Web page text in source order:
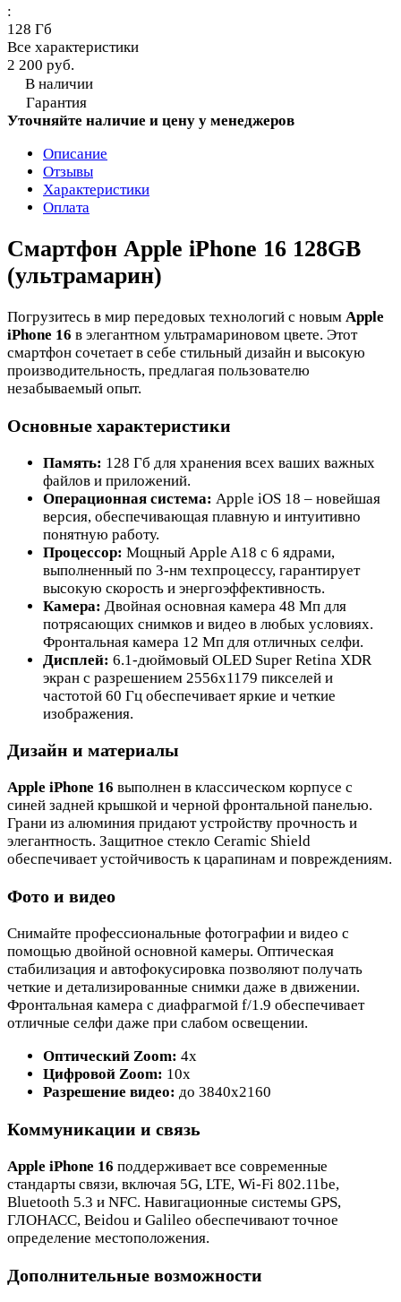
:
128 Гб
Все характеристики
2 200 руб.
В наличии
Гарантия
Уточняйте наличие и цену у менеджеров
Описание
Отзывы
Характеристики
Оплата
Смартфон Apple iPhone 16 128GB
(ультрамарин)
Погрузитесь в мир передовых технологий с новым Apple
iPhone 16 в элегантном ультрамариновом цвете. Этот
смартфон сочетает в себе стильный дизайн и высокую
производительность, предлагая пользователю
незабываемый опыт.
Основные характеристики
Память: 128 Гб для хранения всех ваших важных
файлов и приложений.
Операционная система: Apple iOS 18 – новейшая
версия, обеспечивающая плавную и интуитивно
понятную работу.
Процессор: Мощный Apple A18 с 6 ядрами,
выполненный по 3-нм техпроцессу, гарантирует
высокую скорость и энергоэффективность.
Камера: Двойная основная камера 48 Мп для
потрясающих снимков и видео в любых условиях.
Фронтальная камера 12 Мп для отличных селфи.
Дисплей: 6.1-дюймовый OLED Super Retina XDR
экран с разрешением 2556x1179 пикселей и
частотой 60 Гц обеспечивает яркие и четкие
изображения.
Дизайн и материалы
Apple iPhone 16 выполнен в классическом корпусе с
синей задней крышкой и черной фронтальной панелью.
Грани из алюминия придают устройству прочность и
элегантность. Защитное стекло Ceramic Shield
обеспечивает устойчивость к царапинам и повреждениям.
Фото и видео
Снимайте профессиональные фотографии и видео с
помощью двойной основной камеры. Оптическая
стабилизация и автофокусировка позволяют получать
четкие и детализированные снимки даже в движении.
Фронтальная камера с диафрагмой f/1.9 обеспечивает
отличные селфи даже при слабом освещении.
Оптический Zoom: 4x
Цифровой Zoom: 10x
Разрешение видео: до 3840x2160
Коммуникации и связь
Apple iPhone 16 поддерживает все современные
стандарты связи, включая 5G, LTE, Wi-Fi 802.11be,
Bluetooth 5.3 и NFC. Навигационные системы GPS,
ГЛОНАСС, Beidou и Galileo обеспечивают точное
определение местоположения.
Дополнительные возможности